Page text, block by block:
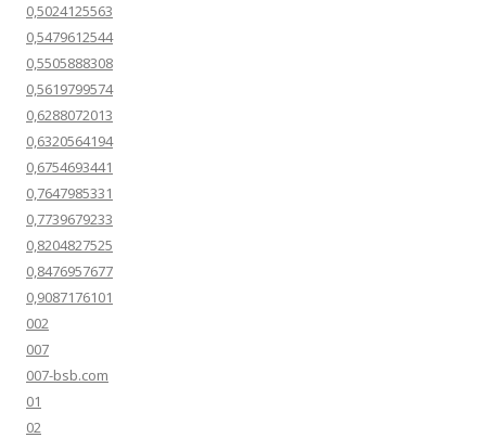
0,5024125563
0,5479612544
0,5505888308
0,5619799574
0,6288072013
0,6320564194
0,6754693441
0,7647985331
0,7739679233
0,8204827525
0,8476957677
0,9087176101
002
007
007-bsb.com
01
02